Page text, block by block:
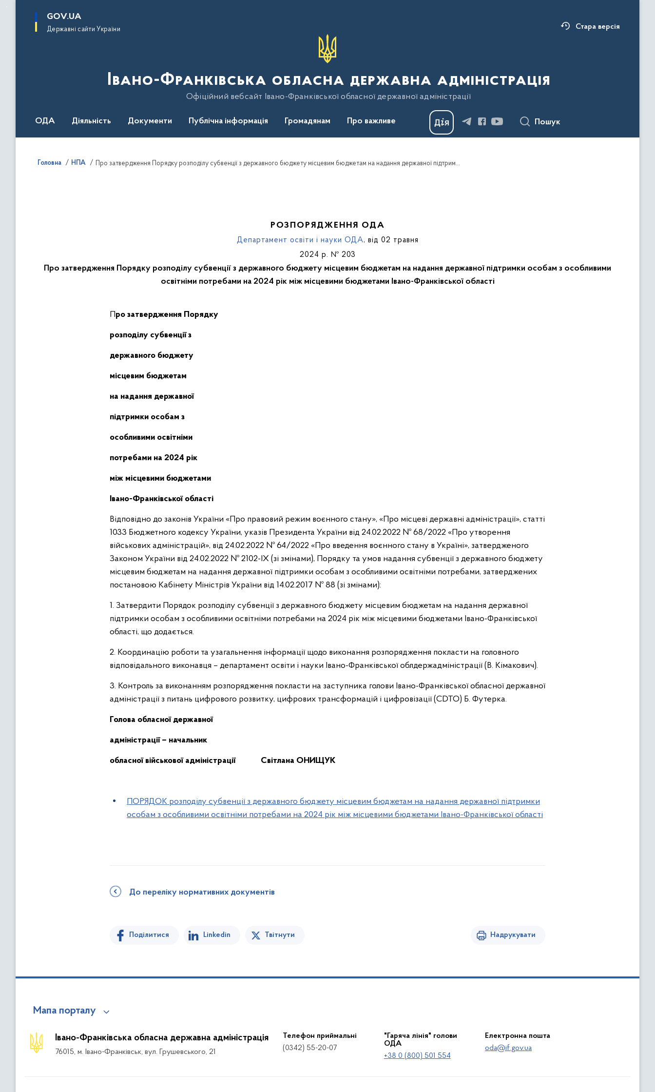
основного
GOV.UA
Державні сайти України Стара версія
Івано-Франківська обласна державна адміністрація
Офіційний вебсайт Івано-Франківської обласної державної адміністрації
ОДА Діяльність Документи Публічна інформація Громадянам Про важливе Пошук
Головна НПА Про затвердження Порядку розподілу субвенції з державного бюджету місцевим бюджетам на надання державної підтримки особам з особливими освітніми потребами на 2024 рік між місцевими бюджетами Івано-Франківської області
РОЗПОРЯДЖЕННЯ ОДА
Департамент освіти і науки ОДА, від 02 травня
2024 р. № 203
Про затвердження Порядку розподілу субвенції з державного бюджету місцевим бюджетам на надання державної підтримки особам з особливими
освітніми потребами на 2024 рік між місцевими бюджетами Івано-Франківської області
Про затвердження Порядку
розподілу субвенціїз
державного бюджету
місцевим бюджетам
на надання державної
підтримки особам з
особливими освітніми
потребами на 2024 рік
між місцевими бюджетами
Івано-Франківської області
Відповідно до законів України «Про правовий режим воєнного стану», «Про місцеві державні адміністрації», статті
1033 Бюджетного кодексу України, указів Президента України від 24.02.2022 № 68/2022 «Про утворення
військових адміністрацій», від 24.02.2022 № 64/2022 «Про введення воєнного стану в Україні», затвердженого
Законом України від 24.02.2022 № 2102-IX (зі змінами), Порядку та умов надання субвенції з державного бюджету
місцевим бюджетам на надання державної підтримки особам з особливими освітніми потребами, затверджених
постановою Кабінету Міністрів України від 14.02.2017 № 88 (зі змінами):
1. Затвердити Порядок розподілу субвенції з державного бюджету місцевим бюджетам на надання державної
підтримки особам з особливими освітніми потребами на 2024 рік між місцевими бюджетами Івано-Франківської
області, що додається.
2. Координацію роботи та узагальнення інформації щодо виконання розпорядження покласти на головного
відповідального виконавця – департамент освіти і науки Івано-Франківської облдержадміністрації (В. Кімакович).
3. Контроль за виконанням розпорядження покласти на заступника голови Івано-Франківської обласної державної
адміністрації з питань цифрового розвитку, цифрових трансформацій і цифровізації (CDTO) Б. Футерка.
Голова обласної державної
адміністрації – начальник
обласної військової адміністрації Світлана ОНИЩУК
ПОРЯДОК розподілу субвенції з державного бюджету місцевим бюджетам на надання державної підтримки
особам з особливими освітніми потребами на 2024 рік між місцевими бюджетами Івано-Франківської області
До переліку нормативних документів
Поділитися Linkedin Твітнути Надрукувати
Мапа порталу
Івано-Франківська обласна державна адміністрація
76015, м. Івано-Франківськ, вул. Грушевського, 21
Телефон приймальні
(0342) 55-20-07
"Гаряча лінія" голови
ОДА
+38 0 (800) 501 554
Електронна пошта
oda@if.gov.ua